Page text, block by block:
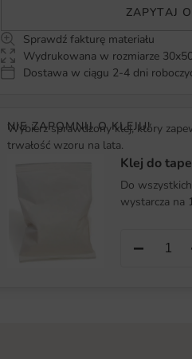
ZAPYTAJ
Sprawdź fakturę materiału
Wydrukowana w rozmiarze
Dostawa w ciągu 2-4 dni
NIE ZAPOMNIJ O KLEJU!
Wybierz sprawdzony klej, który
trwałość wzoru na lata.
Klej do
Do
wystarcza na
−